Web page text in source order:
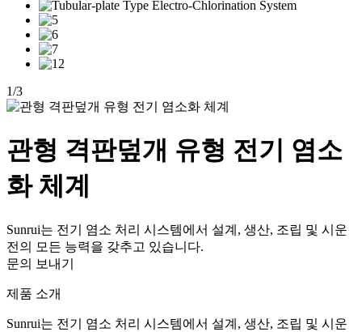
1/3
관형 격판덮개 유형 전기 염소
화 체계
Sunrui는 전기 염소 처리 시스템에서 설계, 생산, 조립 및 시운
전의 모든 능력을 갖추고 있습니다.
문의 보내기
제품 소개
Sunrui는 전기 염소 처리 시스템에서 설계, 생산, 조립 및 시운